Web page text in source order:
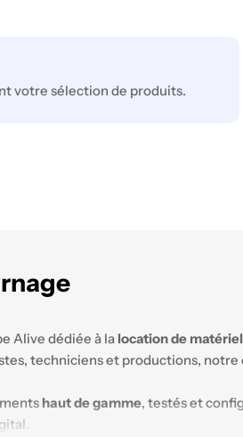
votre sélection de produits.
Alive dédiée à la location de
techniciens et productions,
haut de gamme, testés et